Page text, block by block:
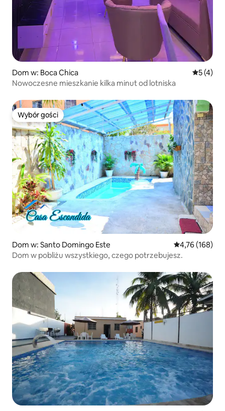
Dom w: Boca Chica Średnia
5 (4)
Nowoczesne mieszkanie kilka minut od lotniska
Wybór gości
Wybór gości
Dom w: Santo Domingo Este Średnia
4,76 (168)
Dom w pobliżu wszystkiego, czego potrzebujesz.